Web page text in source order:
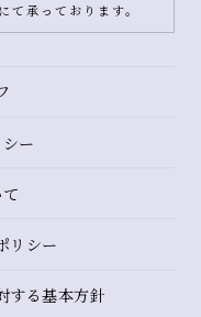
承っております。
ー
リシー
する基本方針